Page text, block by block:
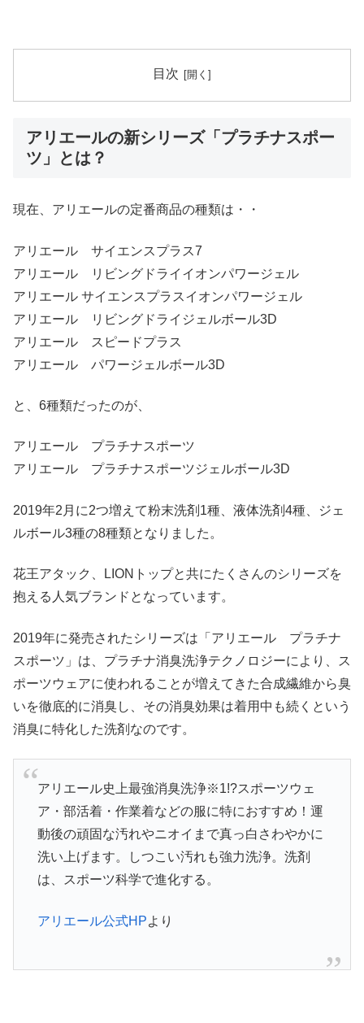
目次
アリエールの新シリーズ「プラチナスポー
ツ」とは？
現在、アリエールの定番商品の種類は・・
アリエール サイエンスプラス7
アリエール リビングドライイオンパワージェル
アリエール サイエンスプラスイオンパワージェル
アリエール リビングドライジェルボール3D
アリエール スピードプラス
アリエール パワージェルボール3D
と、6種類だったのが、
アリエール プラチナスポーツ
アリエール プラチナスポーツジェルボール3D
2019年2月に2つ増えて粉末洗剤1種、液体洗剤4種、ジェ
ルボール3種の8種類となりました。
花王アタック、LIONトップと共にたくさんのシリーズを
抱える人気ブランドとなっています。
2019年に発売されたシリーズは「アリエール プラチナ
スポーツ」は、プラチナ消臭洗浄テクノロジーにより、ス
ポーツウェアに使われることが増えてきた合成繊維から臭
いを徹底的に消臭し、その消臭効果は着用中も続くという
消臭に特化した洗剤なのです。
アリエール史上最強消臭洗浄※1!?スポーツウェ
ア・部活着・作業着などの服に特におすすめ！運
動後の頑固な汚れやニオイまで真っ白さわやかに
洗い上げます。しつこい汚れも強力洗浄。洗剤
は、スポーツ科学で進化する。
アリエール公式HPより